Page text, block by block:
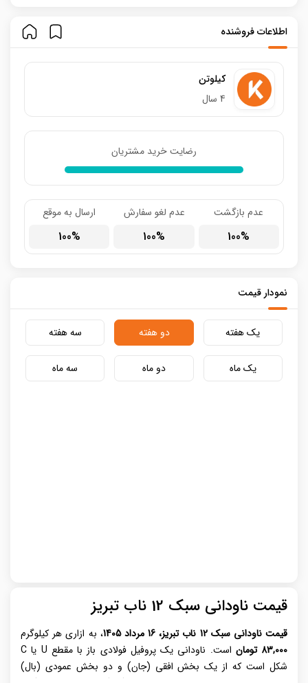
اطلاعات فروشنده
کیلوتن
4 سال
رضایت خرید مشتریان
عدم بازگشت
100
عدم لغو سفارش
100
ارسال به موقع
100
نمودار قیمت
یک هفته دو هفته سه هفته
یک ماه دو ماه سه ماه
قیمت ناودانی سبک 12 ناب تبریز
قیمت ناودانی سبک 12 ناب تبریز، 16 مرداد 1405
، به ازاری هر کیلوگرم
83,000 تومان
است. ناودانی یک پروفیل فولادی باز با مقطع U یا C
شکل است که از یک بخش افقی (جان) و دو بخش عمودی (بال)